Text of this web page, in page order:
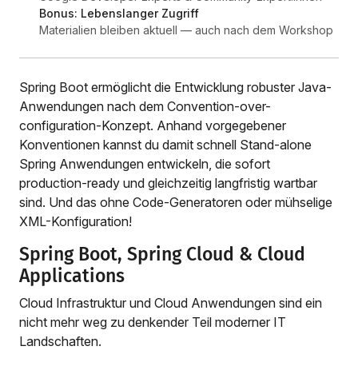
Bonus: Lebenslanger Zugriff
Materialien bleiben aktuell — auch nach dem Workshop
Spring Boot ermöglicht die Entwicklung robuster Java-
Anwendungen nach dem Convention-over-
configuration-Konzept. Anhand vorgegebener
Konventionen kannst du damit schnell Stand-alone
Spring Anwendungen entwickeln, die sofort
production-ready und gleichzeitig langfristig wartbar
sind. Und das ohne Code-Generatoren oder mühselige
XML-Konfiguration!
Spring Boot, Spring Cloud & Cloud
Applications
Cloud Infrastruktur und Cloud Anwendungen sind ein
nicht mehr weg zu denkender Teil moderner IT
Landschaften.